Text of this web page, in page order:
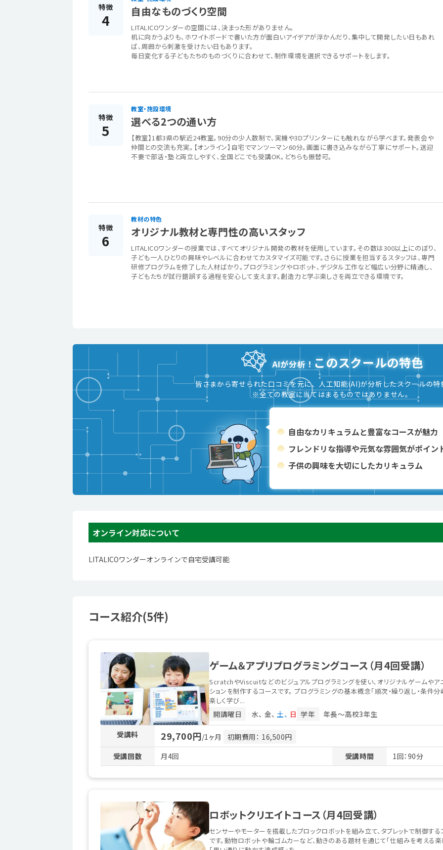
特徴
4 自由なものづくり空間
LITALICOワンダーの空間には、決まった形がありません。
机に向かうよりも、ホワイトボードで書いた方が面白いアイデアが浮かんだり、集中して開発したい日もあれ
ば、周囲から刺激を受けたい日もあります。
毎日変化する子どもたちのものづくりに合わせて、制作環境を選択できるサポートをします。
特徴
5
教室・施設環境
選べる2つの通い方
【教室】1都3県の駅近24教室。90分の少人数制で、実機や3Dプリンターにも触れながら学べます。発表会や
仲間との交流も充実。【オンライン】自宅でマンツーマン60分。画面に書き込みながら丁寧にサポート。送迎
不要で部活・塾と両立しやすく、全国どこでも受講OK。どちらも振替可。
特徴
6
教材の特色
オリジナル教材と専門性の高いスタッフ
LITALICOワンダーの授業では、すべてオリジナル開発の教材を使用しています。その数は300以上にのぼり、
子ども一人ひとりの興味やレベルに合わせてカスタマイズ可能です。さらに授業を担当するスタッフは、専門
研修プログラムを修了した人材ばかり。プログラミングやロボット、デジタル工作など幅広い分野に精通し、
子どもたちが試行錯誤する過程を安心して支えます。創造力と学ぶ楽しさを両立できる環境です。
AIが分析！ このスクールの特色
皆さまから寄せられた口コミを元に、人工知能(AI)が分析したスクールの特
※全ての教室に当てはまるものではありません。
自由なカリキュラムと豊富なコースが魅力
フレンドリな指導や元気な雰囲気がポイン
子供の興味を大切にしたカリキュラム
オンライン対応について
LITALICOワンダーオンラインで自宅受講可能
コース紹介(5件)
ゲーム＆アプリプログラミングコース（月4回受講）
ScratchやViscuitなどのビジュアルプログラミングを使い、オリジナルゲームやア
ションを制作するコースです。 プログラミングの基本概念「順次・繰り返し・条件分
楽しく学び...
開講曜日 水 金 土 日 学年 年長〜高校3年生
受講料 29,700円/1ヶ月
初期費用： 16,500円
受講回数
月4回 受講時間 1回：90分
ロボットクリエイトコース（月4回受講）
センサーやモーターを搭載したブロックロボットを組み立て、タブレットで制御する
です。動物ロボットや輪ゴムカーなど、動きのある題材を通じて「仕組みを考える楽